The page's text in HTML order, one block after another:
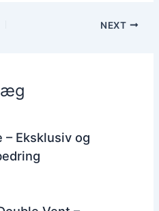
NEXT
– Eksklusiv og